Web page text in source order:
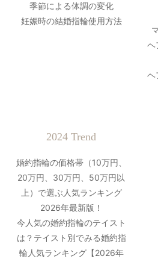
季節による体調の変化
妊娠時の結婚指輪使用方法
ヘ
ヘ
2024 Trend
婚約指輪の価格帯（10万円、
20万円、30万円、50万円以
上）で選ぶ人気ランキング
2026年最新版！
今人気の婚約指輪のテイスト
は？テイスト別でみる婚約指
輪人気ランキング【2026年